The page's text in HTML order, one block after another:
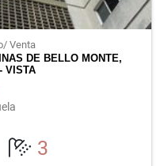
Venta
DE BELLO MONTE,
VISTA
3